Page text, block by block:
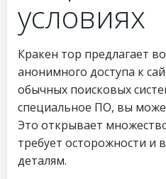
условиях
Кракен тор предлагает
анонимного доступа к
обычных поисковых
специальное ПО, вы
Это открывает
требует осторожности и
деталям.